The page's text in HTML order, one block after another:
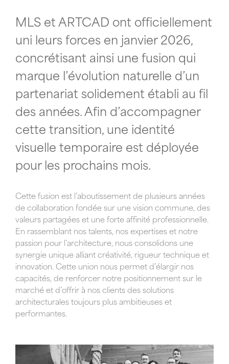
MLS et ARTCAD ont officiellement
uni leurs forces en janvier 2026,
concrétisant ainsi une fusion qui
marque l’évolution naturelle d’un
partenariat solidement établi au fil
des années. Afin d’accompagner
cette transition, une identité
visuelle temporaire est déployée
pour les prochains mois.
Cette fusion est l’aboutissement de plusieurs années
de collaboration fondée sur une vision commune, des
valeurs partagées et une forte affinité professionnelle.
En rassemblant nos talents, nos expertises et notre
passion pour l’architecture, nous consolidons une
synergie unique alliant créativité, rigueur technique et
innovation. Cette union nous permet d’élargir nos
capacités, de renforcer notre positionnement sur le
marché et d’offrir à nos clients des solutions
architecturales toujours plus ambitieuses et
performantes.